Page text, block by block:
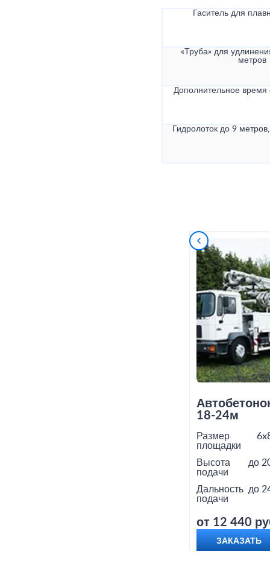
Гаситель для
«Труба» для
метров
Дополнительное
Гидролоток до 9
18-24м
Размер
площадки
Высота
подачи
до
Дальность
подачи
до
от 12 440
ЗАКАЗАТЬ